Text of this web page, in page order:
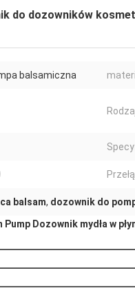
do dozowników
balsamiczna
balsam, dozownik do
Dozownik mydła w